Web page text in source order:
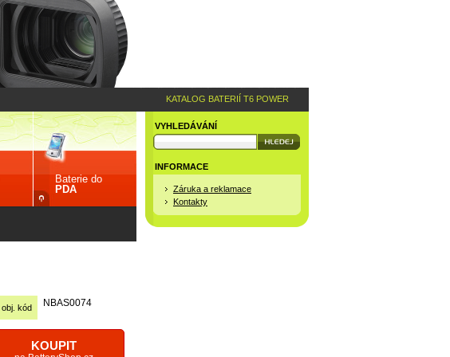
Baterie do
PDA
obj. kód NBAS0074
KOUPIT
VYHLEDÁVÁNÍ
INFORMACE
Záruka a reklamace
Kontakty
KATALOG BATERIÍ T6 POWER